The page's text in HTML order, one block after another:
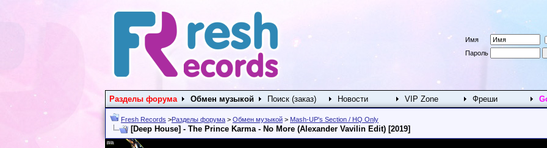
Имя
Пароль
Разделы форума Обмен музыкой Поиск (заказ) Новости VIP Zone Фреши
Fresh Records >Разделы форума > Обмен музыкой > Mash-UP's Section / HQ Only
[Deep House] - The Prince Karma - No More (Alexander Vavilin Edit) [2019]